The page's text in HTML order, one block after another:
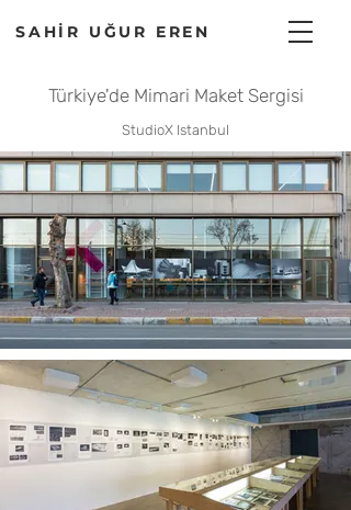
SAHİR UĞUR EREN
Türkiye'de Mimari Maket Sergisi
StudioX Istanbul